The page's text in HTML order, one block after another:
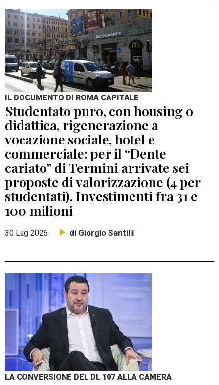
IL DOCUMENTO DI ROMA CAPITALE
Studentato puro, con housing o
didattica, rigenerazione a
vocazione sociale, hotel e
commerciale: per il “Dente
cariato” di Termini arrivate sei
proposte di valorizzazione (4 per
studentati). Investimenti fra 31 e
100 milioni
30 Lug 2026 di Giorgio Santilli
LA CONVERSIONE DEL DL 107 ALLA CAMERA